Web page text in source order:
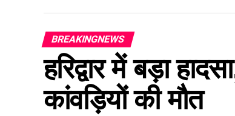
श्रमिकों के लिए बड़ा फैसला
कैबिनेट ने
होगा। पुरुष और महिला कर्मचारियों को
BREAKINGNEWS
हरिद्वार में बड़ा
कांवड़ियों की मौत